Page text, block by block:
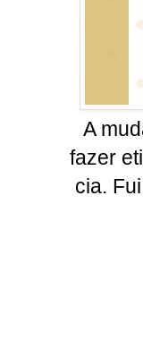
A
fazer
cia.